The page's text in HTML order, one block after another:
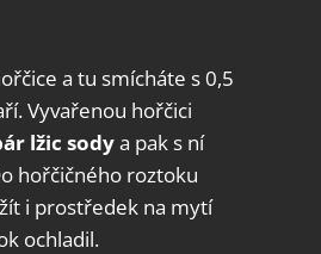
a tu smícháte s 0,5
Vyvařenou hořčici
lžic sodya pak s ní
hořčičného roztoku
i prostředek na mytí
ochladil.